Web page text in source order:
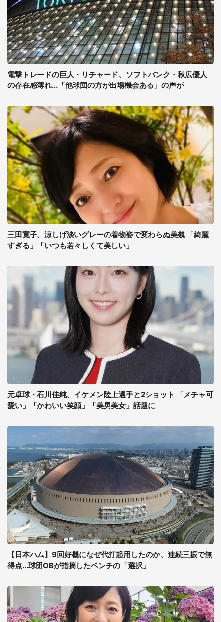
電撃トレードの巨人・リチャード、ソフトバンク・秋広優人
の存在感薄れ...「他球団の方が出場機会ある」の声が
三田寛子、涼しげ淡いグレーの着物姿で変わらぬ美貌 「綺麗
すぎる」「いつも若々しくて美しい」
元卓球・石川佳純、イケメン陸上選手と2ショット 「メチャ可
愛い」「かわいい笑顔」「美男美女」話題に
【日本ハム】9回好機になぜ代打起用したのか、連続三振で無
得点...球団OBが指摘したベンチの「選択」